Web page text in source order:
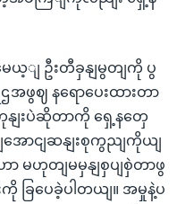
ယ့ျ ဦးတီခှနျမွတျကို ပွ
ဖွဈ နရောပေးထားတာ
ျးပဲဆိုတာကို ရှေ့နတှေ
ောငျဆနျးစုကွညျကိုယျ
ဟုတျမမှနျစှပျစှဲတာဖွ
ခြပေခဲ့ပါတယျ။ အမှုနဲ့ပ